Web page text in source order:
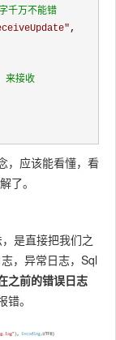
千万不能错
"
来接收
，应该能看懂，看
了。
是直接把我们之
，异常日志，Sql
之前的错误日志
。